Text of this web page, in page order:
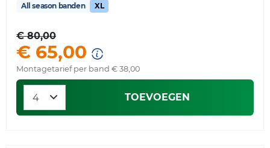
All season banden XL
€ 80,00
€ 65,00
Montagetarief per band € 38,00
TOEVOEGEN